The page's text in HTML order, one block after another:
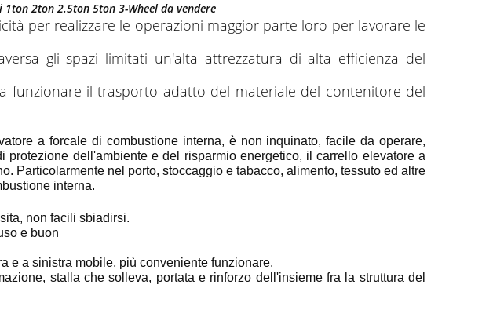
2ton 2.5ton 5ton 3-Wheel da vendere
per realizzare le operazioni maggior parte loro per lavorare le
gli spazi limitati un'alta attrezzatura di alta efficienza del
funzionare il trasporto adatto del materiale del contenitore del
a forcale di combustione interna, è non inquinato, facile da operare,
dell'ambiente e del risparmio energetico, il carrello elevatore a
Particolarmente nel porto, stoccaggio e tabacco, alimento, tessuto ed altre
interna.
non facili sbiadirsi.
e buon
e a sinistra mobile, più conveniente funzionare.
stalla che solleva, portata e rinforzo dell'insieme fra la struttura del